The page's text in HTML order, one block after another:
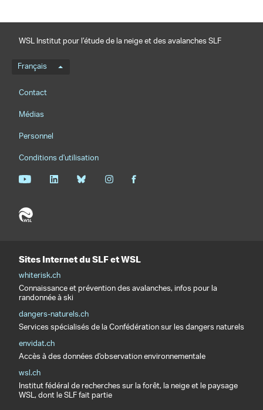
WSL Institut pour l’étude de la neige et des avalanches SLF
Menu de langue
Français
Footernavigation
Contact
Médias
Personnel
Conditions d'utilisation
Sites Internet du SLF et WSL
whiterisk.ch
Connaissance et prévention des avalanches, infos pour la
randonnée à ski
dangers-naturels.ch
Services spécialisés de la Confédération sur les dangers naturels
envidat.ch
Accès à des données d'observation environnementale
wsl.ch
Institut fédéral de recherches sur la forêt, la neige et le paysage
WSL, dont le SLF fait partie